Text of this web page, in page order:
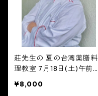
莊先生の 夏の台湾薬膳料
理教室 7月18日(土)午前の
¥8,000